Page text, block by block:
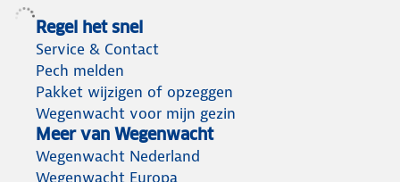
Regel het snel
Service & Contact
Pech melden
Pakket wijzigen of opzeggen
Wegenwacht voor mijn gezin
Meer van Wegenwacht
Wegenwacht Nederland
Wegenwacht Europa